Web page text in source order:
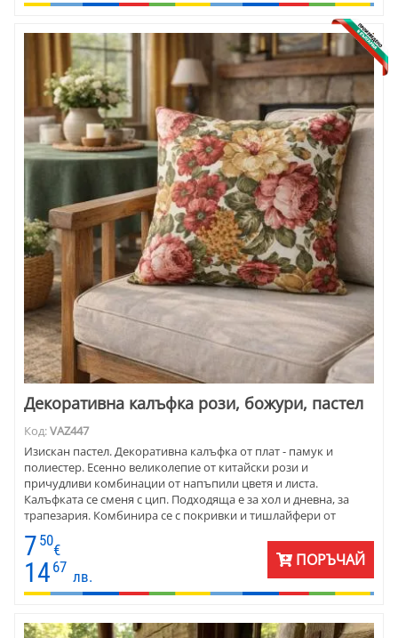
Декоративна калъфка рози, божури, пастел
Код:VAZ447
Изискан пастел. Декоративна калъфка от плат - памук и
полиестер. Есенно великолепие от китайски рози и
причудливи комбинации от напъпили цветя и листа.
Калъфката се сменя с цип. Подходяща е за хол и дневна, за
трапезария. Комбинира се с покривки и тишлайфери от
същия плат.
7 50
€
14 67
лв.
ПОРЪЧАЙ